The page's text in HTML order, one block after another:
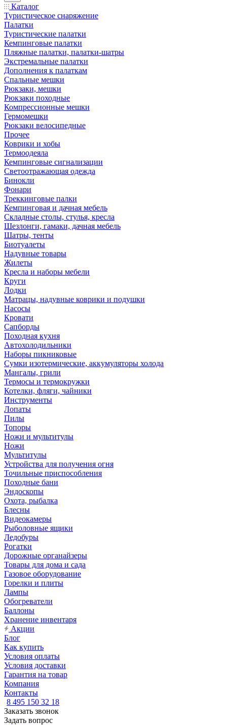
Каталог
Туристическое снаряжение
Палатки
Туристические палатки
Кемпинговые палатки
Пляжные палатки, палатки-шатры
Экстремальные палатки
Дополнения к палаткам
Спальные мешки
Рюкзаки, мешки
Рюкзаки походные
Компрессионные мешки
Гермомешки
Рюкзаки велосипедные
Прочее
Коврики и хобы
Термоодеяла
Кемпинговые сигнализации
Светоотражающая одежда
Бинокли
Фонари
Треккинговые палки
Кемпинговая и дачная мебель
Складные столы, стулья, кресла
Шезлонги, гамаки, дачная мебель
Шатры, тенты
Биотуалеты
Надувные товары
Жилеты
Кресла и наборы мебели
Круги
Лодки
Матрацы, надувные коврики и подушки
Насосы
Кровати
Сапборды
Походная кухня
Автохолодильники
Наборы пикниковые
Сумки изотермические, аккумуляторы холода
Мангалы, грили
Термосы и термокружки
Котелки, фляги, чайники
Инструменты
Лопаты
Пилы
Топоры
Ножи и мультитулы
Ножи
Мультитулы
Устройства для получения огня
Точильные приспособления
Походные бани
Эндоскопы
Охота, рыбалка
Блесны
Видеокамеры
Рыболовные ящики
Ледобуры
Рогатки
Дорожные органайзеры
Товары для дома и сада
Газовое оборудование
Горелки и плиты
Лампы
Обогреватели
Баллоны
Хранение инвентаря
Акции
Блог
Как купить
Условия оплаты
Условия доставки
Гарантия на товар
Компания
Контакты
8 495 150 32 18
Заказать звонок
Задать вопрос